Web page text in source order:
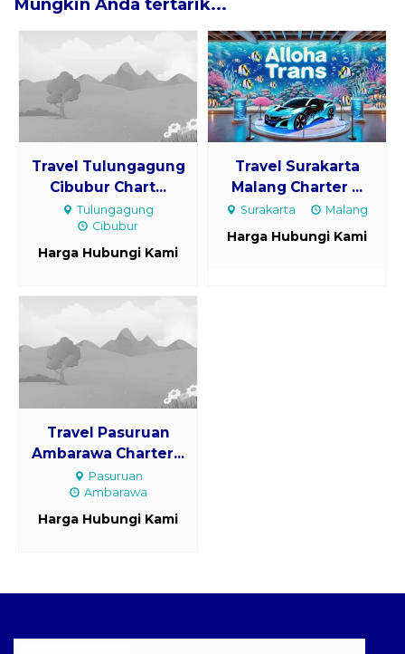
Travel Tulungagung
Cibubur Chart...
Tulungagung
Cibubur
Harga Hubungi Kami
Travel Surakarta
Malang Charter ...
Surakarta Malang
Harga Hubungi Kami
Travel Pasuruan
Ambarawa Charter...
Pasuruan
Ambarawa
Harga Hubungi Kami